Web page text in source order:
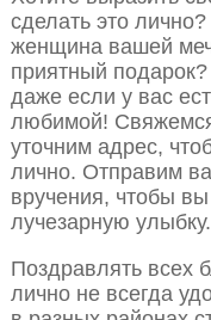
сделать это
женщина вашей
приятный
даже если у вас
любимой!
уточним адрес,
лично. Отправим
вручения, чтобы
лучезарную улыбку.
Поздравлять всех
лично не всегда